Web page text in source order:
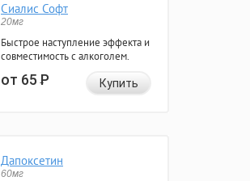
Сиалис Софт
20мг
Быстрое наступление эффекта и
совместимость с алкоголем.
от 65Р Купить
Дапоксетин
60мг